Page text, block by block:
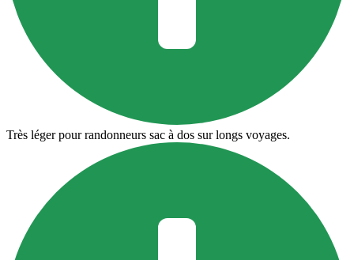
Très léger pour randonneurs sac à dos sur longs voyages.